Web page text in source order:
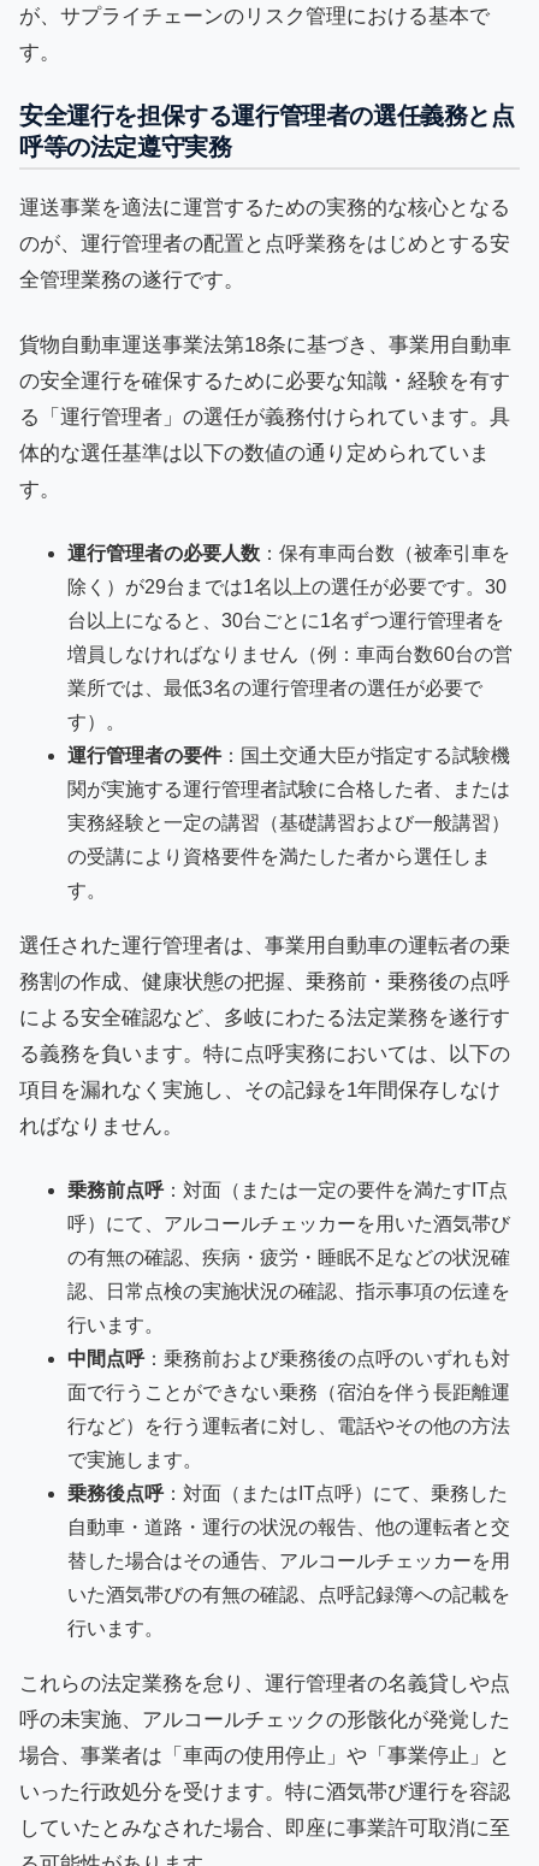
が、サプライチェーンのリスク管理における基本で
す。
安全運行を担保する運行管理者の選任義務と点
呼等の法定遵守実務
運送事業を適法に運営するための実務的な核心となる
のが、運行管理者の配置と点呼業務をはじめとする安
全管理業務の遂行です。
貨物自動車運送事業法第18条に基づき、事業用自動車
の安全運行を確保するために必要な知識・経験を有す
る「運行管理者」の選任が義務付けられています。具
体的な選任基準は以下の数値の通り定められていま
す。
運行管理者の必要人数 ：保有車両台数（被牽引車を
除く）が29台までは1名以上の選任が必要です。30
台以上になると、30台ごとに1名ずつ運行管理者を
増員しなければなりません（例：車両台数60台の営
業所では、最低3名の運行管理者の選任が必要で
す）。
運行管理者の要件：国土交通大臣が指定する試験機
関が実施する運行管理者試験に合格した者、または
実務経験と一定の講習（基礎講習および一般講習）
の受講により資格要件を満たした者から選任しま
す。
選任された運行管理者は、事業用自動車の運転者の乗
務割の作成、健康状態の把握、乗務前・乗務後の点呼
による安全確認など、多岐にわたる法定業務を遂行す
る義務を負います。特に点呼実務においては、以下の
項目を漏れなく実施し、その記録を1年間保存しなけ
ればなりません。
乗務前点呼：対面（または一定の要件を満たすIT点
呼）にて、アルコールチェッカーを用いた酒気帯び
の有無の確認、疾病・疲労・睡眠不足などの状況確
認、日常点検の実施状況の確認、指示事項の伝達を
行います。
中間点呼：乗務前および乗務後の点呼のいずれも対
面で行うことができない乗務（宿泊を伴う長距離運
行など）を行う運転者に対し、電話やその他の方法
で実施します。
乗務後点呼：対面（またはIT点呼）にて、乗務した
自動車・道路・運行の状況の報告、他の運転者と交
替した場合はその通告、アルコールチェッカーを用
いた酒気帯びの有無の確認、点呼記録簿への記載を
行います。
これらの法定業務を怠り、運行管理者の名義貸しや点
呼の未実施、アルコールチェックの形骸化が発覚した
場合、事業者は「車両の使用停止」や「事業停止」と
いった行政処分を受けます。特に酒気帯び運行を容認
していたとみなされた場合、即座に事業許可取消に至